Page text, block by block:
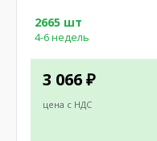
3 066 ₽
цена с НДС
2665 шт
4-6 недель